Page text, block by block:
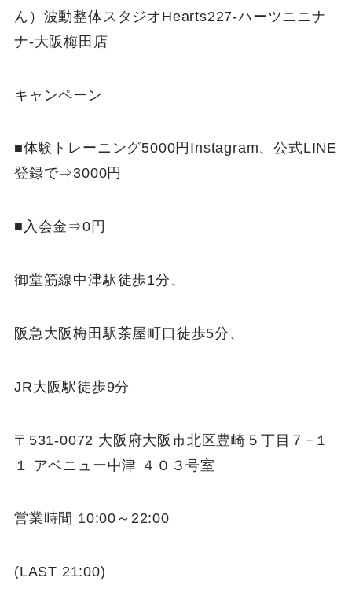
ん）波動整体スタジオHearts227-ハーツニニナ
ナ-大阪梅田店
キャンペーン
■体験トレーニング5000円Instagram、公式LINE
登録で⇒3000円
■入会金⇒0円
御堂筋線中津駅徒歩1分、
阪急大阪梅田駅茶屋町口徒歩5分、
JR大阪駅徒歩9分
〒531-0072 大阪府大阪市北区豊崎５丁目７−１
１ アベニュー中津 ４０３号室
営業時間 10:00～22:00
(LAST 21:00)